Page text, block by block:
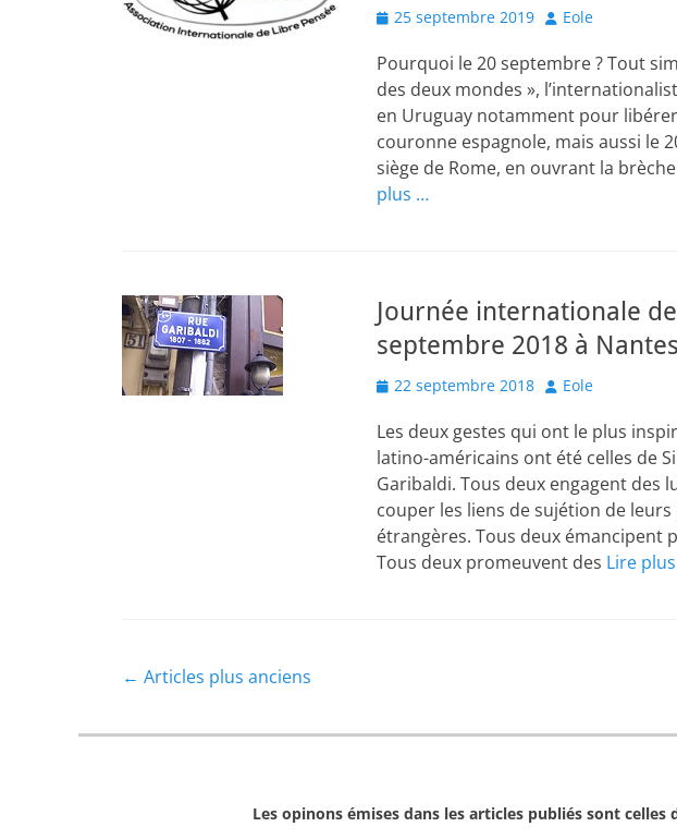
Posted
25 septembre 2019 Author
Eole
Pourquoi le 20 septembre ? Tout
des deux mondes »,
en Uruguay notamment pour
couronne espagnole, mais aussi le
siège de Rome, en ouvrant la
plus …
Journée internationale
septembre 2018 à
Posted
22 septembre 2018 Author
Eole
Les deux gestes qui ont le plus
latino-américains ont été celles de
Garibaldi. Tous deux engagent des
couper les liens de sujétion de
étrangères. Tous deux émancipent
Tous deux promeuvent des Lire
Navigation
articles
← Articles plus anciens
Les opinons émises dans les articles publiés sont